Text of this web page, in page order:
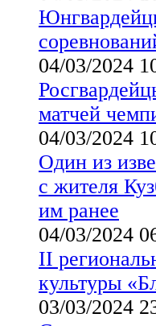
04/03/2024
матчей
04/03/2024
Один из
с жителя
им ранее
04/03/2024
II
культуры
03/03/2024